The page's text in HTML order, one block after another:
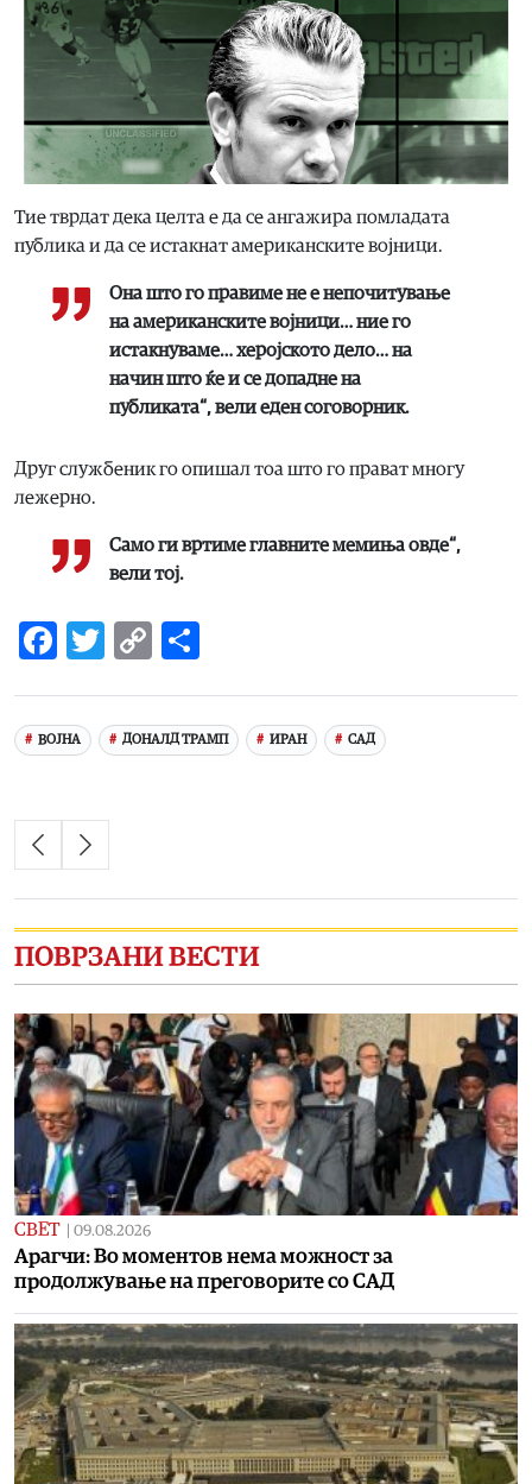
Тие тврдат дека целта е да се ангажира помладата
публика и да се истакнат американските војници.
Она што го правиме не е непочитување
на американските војници… ние го
истакнуваме… херојското дело… на
начин што ќе и се допадне на
публиката“, вели еден соговорник.
Друг службеник го опишал тоа што го прават многу
лежерно.
Само ги вртиме главните мемиња овде“,
вели тој.
Facebook
Twitter
Copy
ВОЈНА ДОНАЛД ТРАМП ИРАН САД
ПОВРЗАНИ ВЕСТИ
СВЕТ | 09.08.2026
Арагчи: Во моментов нема можност за
продолжување на преговорите со САД